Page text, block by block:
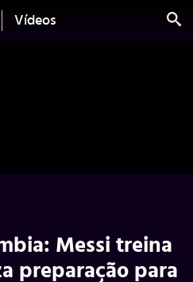
Vídeos
Messi treina
preparação para